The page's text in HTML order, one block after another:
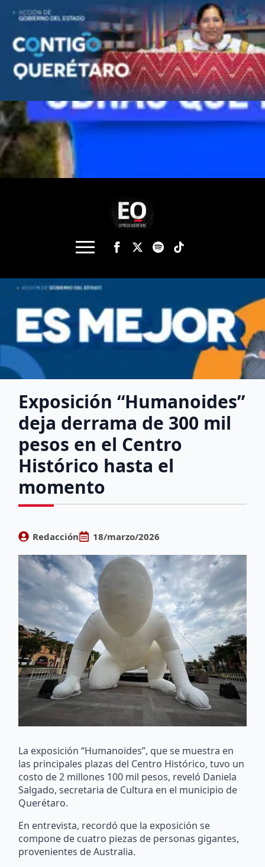
Exposición “Humanoides”
deja derrama de 300 mil
pesos en el Centro
Histórico hasta el
momento
Redacción 18/marzo/2026
La exposición “Humanoides”, que se muestra en
las principales plazas del Centro Histórico, tuvo un
costo de 2 millones 100 mil pesos, reveló Daniela
Salgado, secretaria de Cultura en el municipio de
Querétaro.
En entrevista, recordó que la exposición se
compone de cuatro piezas de personas gigantes,
provenientes de Australia.